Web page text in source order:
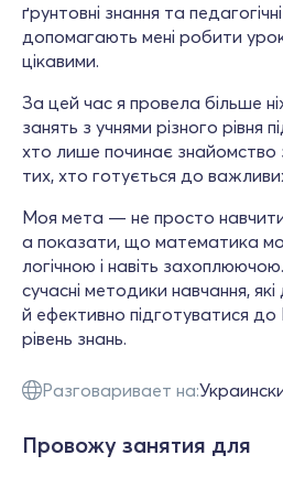
ґрунтовні знання та
допомагають мені робити
цікавими.
За цей час я провела більше
занять з учнями різного рівня
хто лише починає
тих, хто готується до важливих
Моя мета — не просто навчити
а показати, що математика
логічною і навіть
сучасні методики навчання,
й ефективно підготуватися
рівень знань.
Разговаривает на:
Провожу занятия для